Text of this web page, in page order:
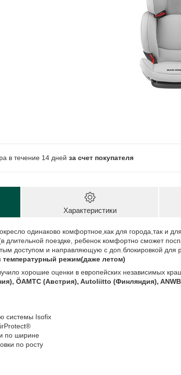
в течение 14 дней за счет покупателя
Характеристики
одинаково комфортное,как для города,так и
длительной поездке, ребенок комфортно сможет
доступом и направляющую с доп.блокировкой для
режим(даже летом)
хорошие оценки в европейских независимых
ÖAMTC (Австрия), Autoliitto (Финляндия),
системы Isofix
по ширине
по росту